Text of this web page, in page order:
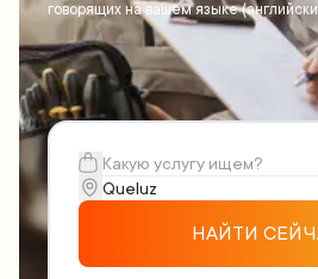
говорящих на вашем языке
НАЙТИ